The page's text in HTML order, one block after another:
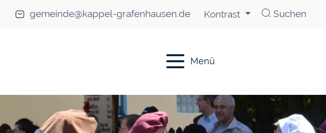
gemeinde@kappel-grafenhausen.de Kontrast Suchen
Menü